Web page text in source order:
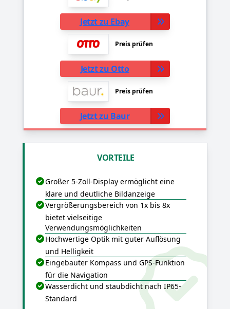
Jetzt zu Ebay
Preis prüfen
Jetzt zu Otto
Preis prüfen
Jetzt zu Baur
VORTEILE
Großer 5-Zoll-Display ermöglicht eine
klare und deutliche Bildanzeige
Vergrößerungsbereich von 1x bis 8x
bietet vielseitige
Verwendungsmöglichkeiten
Hochwertige Optik mit guter Auflösung
und Helligkeit
Eingebauter Kompass und GPS-Funktion
für die Navigation
Wasserdicht und staubdicht nach IP65-
Standard